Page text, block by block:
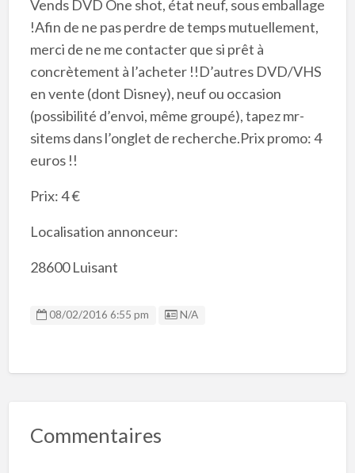
Vends DVD One shot, état neuf, sous emballage
!Afin de ne pas perdre de temps mutuellement,
merci de ne me contacter que si prêt à
concrètement à l’acheter !!D’autres DVD/VHS
en vente (dont Disney), neuf ou occasion
(possibilité d’envoi, même groupé), tapez mr-
sitems dans l’onglet de recherche.Prix promo: 4
euros !!
Prix: 4 €
Localisation annonceur:
28600 Luisant
08/02/2016 6:55 pm Listing ID
N/A
Commentaires